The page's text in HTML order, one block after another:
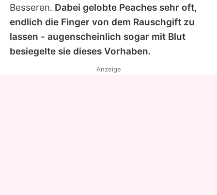
Besseren. Dabei gelobte Peaches sehr oft,
endlich die Finger von dem Rauschgift zu
lassen - augenscheinlich sogar mit Blut
besiegelte sie dieses Vorhaben.
Anzeige